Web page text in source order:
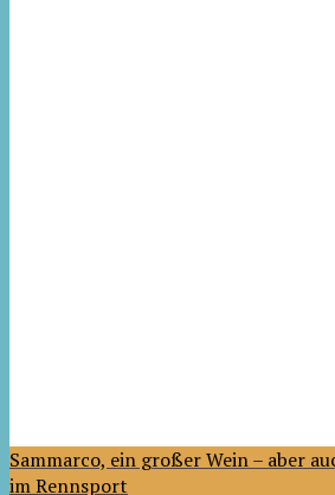
Sammarco, ein großer Wein – aber
im Rennsport